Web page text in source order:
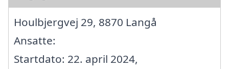
Houlbjergvej 29, 8870 Langå
Ansatte:
Startdato: 22. april 2024,